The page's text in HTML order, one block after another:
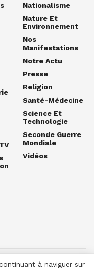
Nationalisme
Nature Et
Environnement
Nos
Manifestations
Notre Actu
Presse
Religion
Santé-Médecine
Science Et
Technologie
Seconde Guerre
Mondiale
Vidéos
à naviguer sur